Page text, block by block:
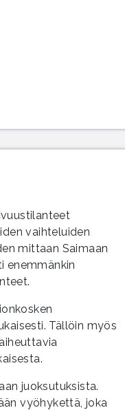
vaihteluiden
mittaan Saimaan
enemmänkin
Tällöin myös
juoksutuksista.
vyöhykettä, joka